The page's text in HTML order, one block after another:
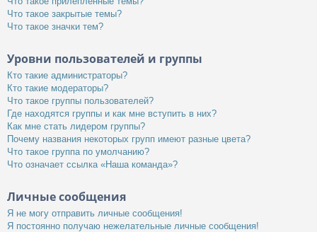
Что такое закрытые темы?
Что такое значки тем?
Уровни пользователей и группы
Кто такие администраторы?
Кто такие модераторы?
Что такое группы пользователей?
Где находятся группы и как мне вступить в них?
Как мне стать лидером группы?
Почему названия некоторых групп имеют разные цвета?
Что такое группа по умолчанию?
Что означает ссылка «Наша команда»?
Личные сообщения
Я не могу отправить личные сообщения!
Я постоянно получаю нежелательные личные сообщения!